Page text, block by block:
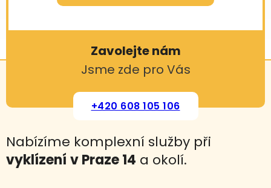
Zavolejte nám
Jsme zde pro Vás
+420 608 105 106
Nabízíme komplexní služby při
vyklízení v Praze 14 a okolí.